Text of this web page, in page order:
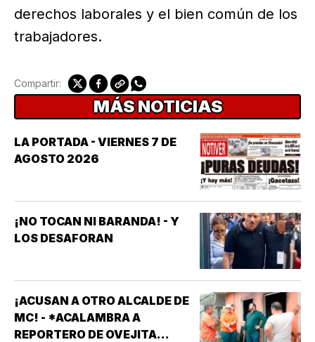
derechos laborales y el bien común de los
trabajadores.
Compartir:
MÁS NOTICIAS
LA PORTADA - VIERNES 7 DE
AGOSTO 2026
¡NO TOCAN NI BARANDA! - Y
LOS DESAFORAN
¡ACUSAN A OTRO ALCALDE DE
MC! - *ACALAMBRA A
REPORTERO DE OVEJITA